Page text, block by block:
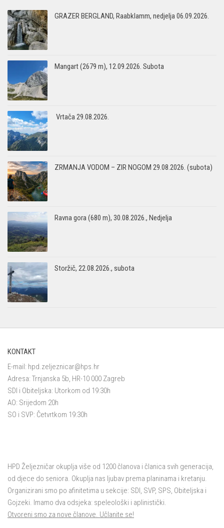
GRAZER BERGLAND, Raabklamm, nedjelja 06.09.2026.
Mangart (2679 m), 12.09.2026. Subota
Vrtača 29.08.2026.
ZRMANJA VODOM – ZIR NOGOM 29.08.2026. (subota)
Ravna gora (680 m), 30.08.2026., Nedjelja
Storžič, 22.08.2026., subota
KONTAKT
E-mail: hpd.zeljeznicar@hps.hr
Adresa: Trnjanska 5b, HR-10 000 Zagreb
SDI i Obiteljska: Utorkom od 19:30h
AO: Srijedom 20h
SO i SVP: Četvrtkom 19:30h
HPD Željezničar okuplja više od 1200 članova i članica svih generacija,
od djece do seniora. Okuplja nas ljubav prema planinama i kretanju.
Organizirani smo po afinitetima u sekcije: SDI, SVP, SPS, Obiteljska i
Gojzeki. Imamo dva odsjeka: speleološki i aplinistički.
Otvoreni smo za nove članove. Učlanite se!